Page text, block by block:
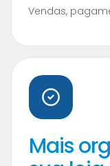
Vendas,
Mais